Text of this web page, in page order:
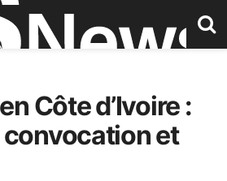
Côte d’Ivoire :
et